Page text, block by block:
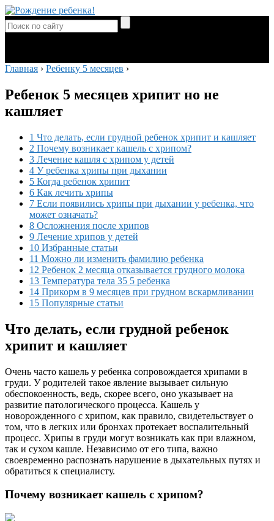
Главная › Ребенку 5 месяцев ›
Ребенок 5 месяцев хрипит но не
кашляет
1 Что делать, если грудной ребенок хрипит и кашляет
2 Почему возникает кашель с хрипом?
3 Лечение кашля с хрипом у детей
4 У ребенка хрипы при дыхании
5 Когда ребенок хрипит
6 Как лечить хрипы
7 Если появились хрипы при дыхании у ребенка, что
может означать?
8 Осложнения после хрипов
9 Лечение хрипов у детей
10 Избранные статьи
11 Можно ли изменить фамилию ребенка
12 Ребенок 2 месяца отказывается грудного молока
13 Температура тела 35 5 ребенка
14 Прикорм в 9 месяцев при грудном вскармливании
15 Популярные статьи
Что делать, если грудной ребенок
хрипит и кашляет
Очень часто кашель у ребенка сопровождается хрипами в
груди. У родителей такое явление вызывает сильную
обеспокоенность, ведь, скорее всего, оно указывает на
развитие патологического процесса. Кашель у
новорожденного с хрипом, как правило, свидетельствует о
том, что в легких или бронхах протекает воспалительный
процесс. Хрипы в груди могут возникать как при влажном,
так и сухом кашле. Независимо от его типа, важно
своевременно распознать нарушение в дыхательных путях и
обратиться к специалисту.
Почему возникает кашель с хрипом?